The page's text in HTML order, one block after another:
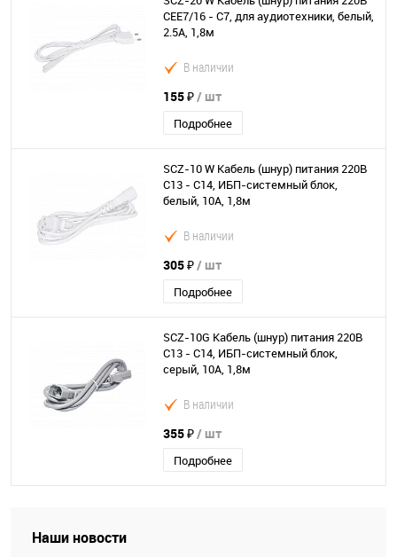
CEE7/16 - C7, для аудиотехники, белый,
2.5А, 1,8м
В наличии
155 ₽/ шт
Подробнее
SCZ-10 W Кабель (шнур) питания 220В
C13 - C14, ИБП-системный блок,
белый, 10А, 1,8м
В наличии
305 ₽/ шт
Подробнее
SCZ-10G Кабель (шнур) питания 220В
C13 - C14, ИБП-системный блок,
серый, 10А, 1,8м
В наличии
355 ₽/ шт
Подробнее
Наши новости